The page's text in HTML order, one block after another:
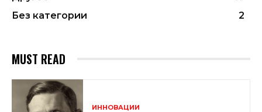
Без категории
2
MUST READ
ИННОВАЦИИ